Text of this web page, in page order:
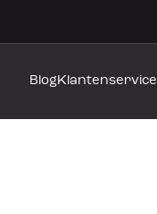
BlogKlantenservice